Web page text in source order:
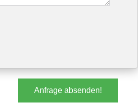
Anfrage absenden!